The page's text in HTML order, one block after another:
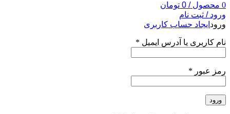
0 محصول /
0 تومان
ورود / ثبت نام
ورود ایجاد حساب کاربری
نام کاربری یا آدرس ایمیل *
رمز عبور *
ورود